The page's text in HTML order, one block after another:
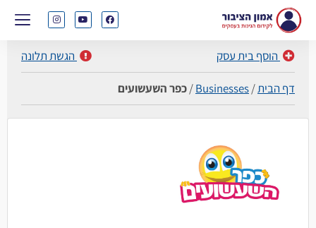
הוסף בית עסק הגשת תלונה
דף הבית/
Businesses
/כפר השעשועים